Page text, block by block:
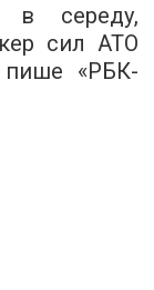
в середу,
сил АТО
пише «РБК-